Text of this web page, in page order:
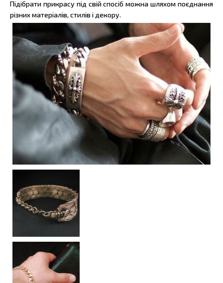
Підібрати прикрасу під свій спосіб можна шляхом поєднання
різних матеріалів, стилів і декору.